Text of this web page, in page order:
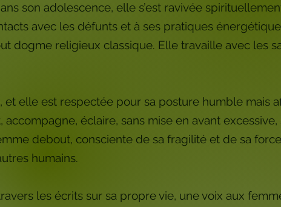
son adolescence, elle s’est ravivée
avec les défunts et à ses pratiques
dogme religieux classique. Elle travaille avec les
et elle est respectée pour sa posture humble mais
accompagne, éclaire, sans mise en avant
debout, consciente de sa fragilité et de sa
humains.
les écrits sur sa propre vie, une voix aux